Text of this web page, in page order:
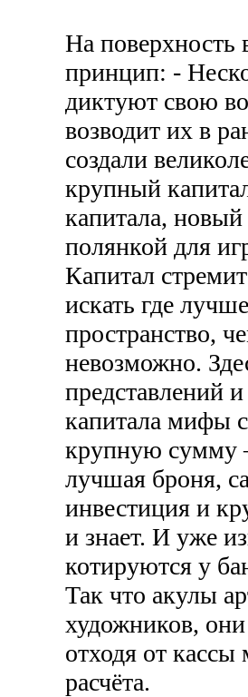
На поверхность
принцип: -
диктуют свою
возводит их в
создали
крупный
капитала,
полянкой для
Капитал
искать где
пространство,
невозможно.
представлений
капитала мифы
крупную сумму
лучшая броня,
инвестиция и
и знает. И уже
котируются у
Так что акулы
художников, они
отходя от
расчёта.